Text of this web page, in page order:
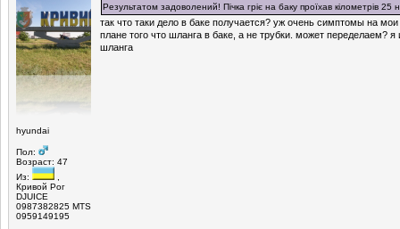
hyundai
Пол:
Возраст: 47
Из:
Кривой Рог
DJUICE
0987382825 MTS
0959149195
Результатом задоволений! Пічка гріє на баку проїхав кілометрів 25
так что таки дело в баке получается? уж очень симптомы на
плане того что шланга в баке, а не трубки. может переделаем? я
шланга